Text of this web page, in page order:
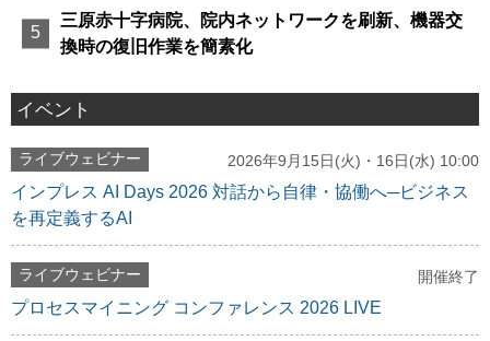
三原赤十字病院、院内ネットワークを刷新、機器交
換時の復旧作業を簡素化
イベント
ライブウェビナー 2026年9月15日(火)・16日(水) 10:00
インプレス AI Days 2026 対話から自律・協働へ─ビジネス
を再定義するAI
ライブウェビナー 開催終了
プロセスマイニング コンファレンス 2026 LIVE